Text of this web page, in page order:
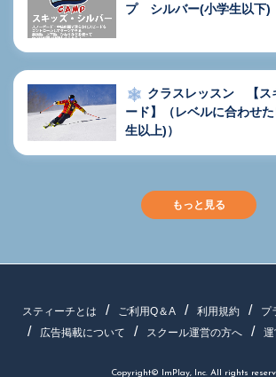
プ シルバー(小学生以下)
ード】（レベルに合わせ
生以上)）
もっと見る
スティーチとは ご利用Q＆A 利用規約
プ
広告掲載について
スクール運営の方へ 運
Copyright© ImPlay, Inc. All rights